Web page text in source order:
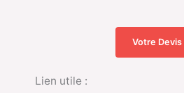
Votre Devis
Lien utile :